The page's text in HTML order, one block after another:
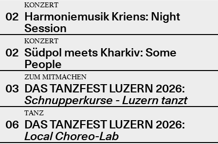
02
KONZERT
Harmoniemusik Kriens: Night
Session
02
KONZERT
Südpol meets Kharkiv: Some
People
03
ZUM MITMACHEN
DAS TANZFEST LUZERN 2026:
Schnupperkurse - Luzern tanzt
06
TANZ
DAS TANZFEST LUZERN 2026:
Local Choreo-Lab